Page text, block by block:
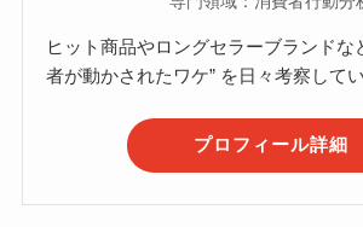
ヒット商品やロングセラーブランドな
者が動かされたワケ” を日々考察してい
プロフィール詳細